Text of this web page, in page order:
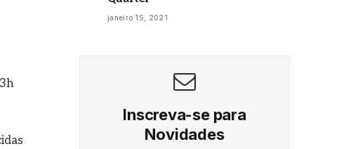
janeiro 15, 2021
Inscreva-se para
Novidades